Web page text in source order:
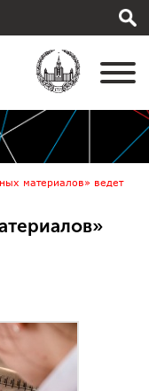
материалов» ведет